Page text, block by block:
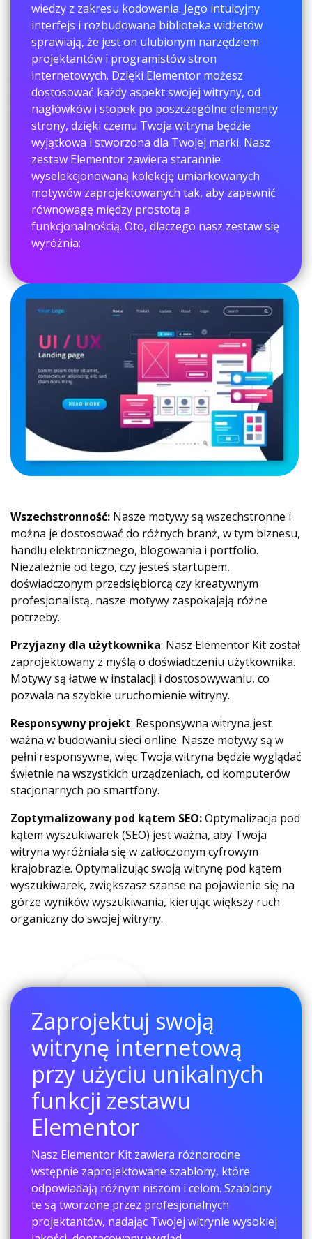
wiedzy z zakresu kodowania. Jego intuicyjny
interfejs i rozbudowana biblioteka widżetów
sprawiają, że jest on ulubionym narzędziem
projektantów i programistów stron
internetowych. Dzięki Elementor możesz
dostosować każdy aspekt swojej witryny, od
nagłówków i stopek po poszczególne elementy
strony, dzięki czemu Twoja witryna będzie
wyjątkowa i stworzona dla Twojej marki. Nasz
zestaw Elementor zawiera starannie
wyselekcjonowaną kolekcję umiarkowanych
motywów zaprojektowanych tak, aby zapewnić
równowagę między prostotą a
funkcjonalnością. Oto, dlaczego nasz zestaw się
wyróżnia:
Wszechstronność: Nasze motywy są wszechstronne i
można je dostosować do różnych branż, w tym biznesu,
handlu elektronicznego, blogowania i portfolio.
Niezależnie od tego, czy jesteś startupem,
doświadczonym przedsiębiorcą czy kreatywnym
profesjonalistą, nasze motywy zaspokajają różne
potrzeby.
Przyjazny dla użytkownika: Nasz Elementor Kit został
zaprojektowany z myślą o doświadczeniu użytkownika.
Motywy są łatwe w instalacji i dostosowywaniu, co
pozwala na szybkie uruchomienie witryny.
Responsywny projekt: Responsywna witryna jest
ważna w budowaniu sieci online. Nasze motywy są w
pełni responsywne, więc Twoja witryna będzie wyglądać
świetnie na wszystkich urządzeniach, od komputerów
stacjonarnych po smartfony.
Zoptymalizowany pod kątem SEO:Optymalizacja pod
kątem wyszukiwarek (SEO) jest ważna, aby Twoja
witryna wyróżniała się w zatłoczonym cyfrowym
krajobrazie. Optymalizując swoją witrynę pod kątem
wyszukiwarek, zwiększasz szanse na pojawienie się na
górze wyników wyszukiwania, kierując większy ruch
organiczny do swojej witryny.
Zaprojektuj swoją
witrynę internetową
przy użyciu unikalnych
funkcji zestawu
Elementor
Nasz Elementor Kit zawiera różnorodne
wstępnie zaprojektowane szablony, które
odpowiadają różnym niszom i celom. Szablony
te są tworzone przez profesjonalnych
projektantów, nadając Twojej witrynie wysokiej